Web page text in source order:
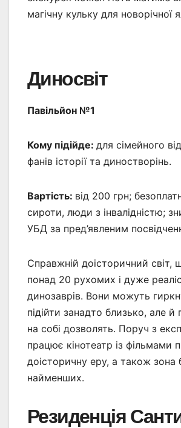
магічну кульку для новорічної
Диносвіт
Павільйон №1
Кому підійде: для сімейного
фанів історії та диностворінь.
Вартість: від 200 грн;
сироти, люди з інвалідністю;
УБД за пред’явленим
Справжній доісторичний світ,
понад 20 рухомих і дуже
динозаврів. Вони можуть
підійти занадто близько, але й
на собі дозволять. Поруч з
працює кінотеатр із фільмами
доісторичну еру, а також зона
найменших.
Резиденція